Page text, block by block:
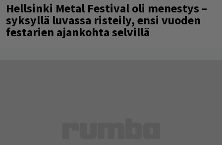
Hellsinki Metal Festival oli menestys –
syksyllä luvassa risteily, ensi vuoden
festarien ajankohta selvillä